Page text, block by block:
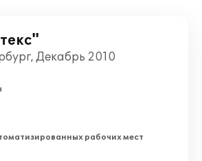
Декабрь 2010
рабочих мест